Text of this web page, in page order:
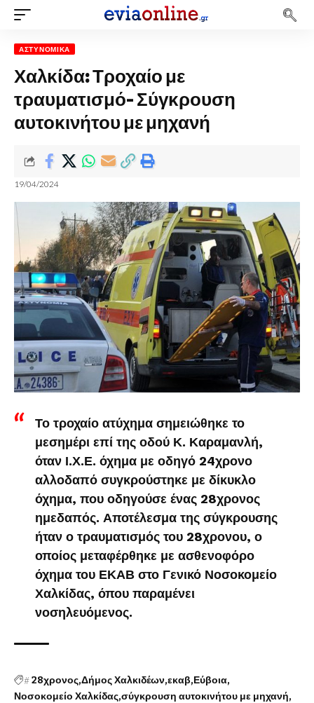
ΑΣΤΥΝΟΜΙΚΆ
Χαλκίδα: Τροχαίο με
τραυματισμό- Σύγκρουση
αυτοκινήτου με μηχανή
19/04/2024
Το τροχαίο ατύχημα σημειώθηκε το
μεσημέρι επί της οδού Κ. Καραμανλή,
όταν Ι.Χ.Ε. όχημα με οδηγό 24χρονο
αλλοδαπό συγκρούστηκε με δίκυκλο
όχημα, που οδηγούσε ένας 28χρονος
ημεδαπός. Αποτέλεσμα της σύγκρουσης
ήταν ο τραυματισμός του 28χρονου, ο
οποίος μεταφέρθηκε με ασθενοφόρο
όχημα του ΕΚΑΒ στο Γενικό Νοσοκομείο
Χαλκίδας, όπου παραμένει
νοσηλευόμενος.
#28χρονος Δήμος Χαλκιδέων εκαβ Εύβοια
Νοσοκομείο Χαλκίδας σύγκρουση αυτοκινήτου με μηχανή